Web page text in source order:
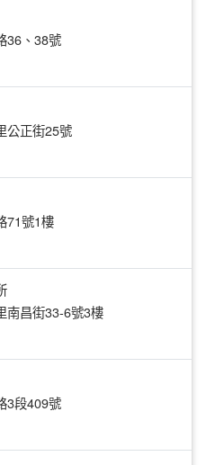
36、38號
公正街25號
71號1樓
南昌街33-6號3樓
3段409號